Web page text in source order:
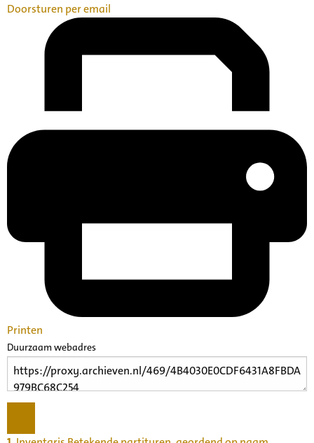
Doorsturen per email
Printen
Duurzaam webadres